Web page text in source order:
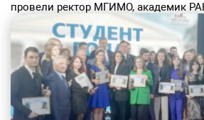
провели ректор МГИМО, академик